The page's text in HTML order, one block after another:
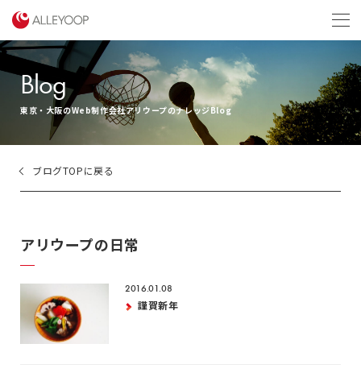
Blog
東京・大阪のWeb制作会社アリウープのナレッジBlog
ブログTOPに戻る
アリウープの日常
2016.01.08
謹賀新年